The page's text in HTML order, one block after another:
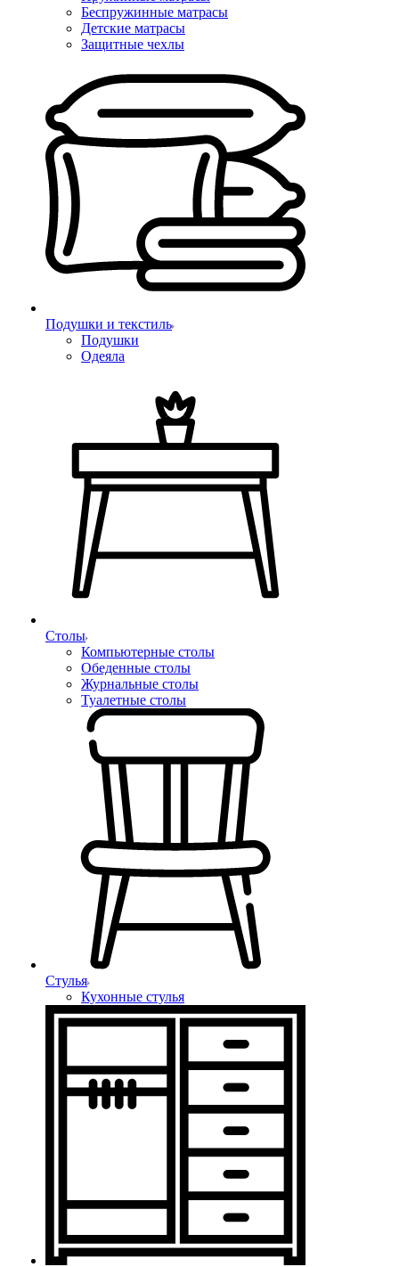
Беспружинные матрасы
Детские матрасы
Защитные чехлы
Подушки и текстиль
Подушки
Одеяла
Столы
Компьютерные столы
Обеденные столы
Журнальные столы
Туалетные столы
Стулья
Кухонные стулья